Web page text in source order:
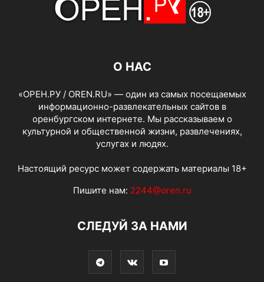
О НАС
«ОРЕН.РУ / OREN.RU» — один из самых посещаемых
информационно-развлекательных сайтов в
оренбургском интернете. Мы рассказываем о
культурной и общественной жизни, развлечениях,
услугах и людях.
Настоящий ресурс может содержать материалы 18+
Пишите нам: 2244@oren.ru
СЛЕДУЙ ЗА НАМИ